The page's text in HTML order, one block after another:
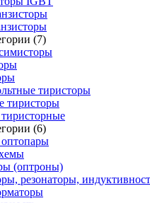
(7)
тиристоры
тиристоры
(6)
(оптроны)
резонаторы,